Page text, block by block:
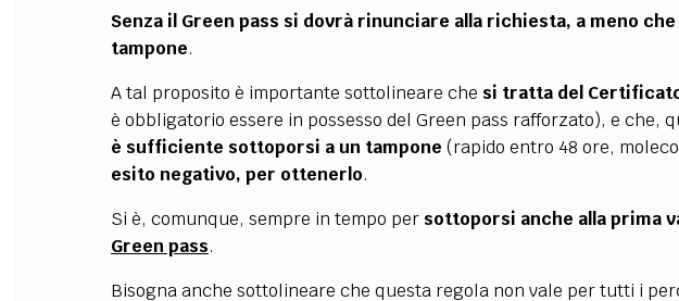
Senza il Green pass si dovrà rinunciare alla richiesta, a meno
tampone.
A tal proposito è importante sottolineare che si tratta del
è obbligatorio essere in possesso del Green pass rafforzato), e che,
è sufficiente sottoporsi a un tampone (rapido entro 48 ore,
esito negativo, per ottenerlo.
Si è, comunque, sempre in tempo per sottoporsi anche alla prima
Green pass.
Bisogna anche sottolineare che questa regola non vale per tutti i